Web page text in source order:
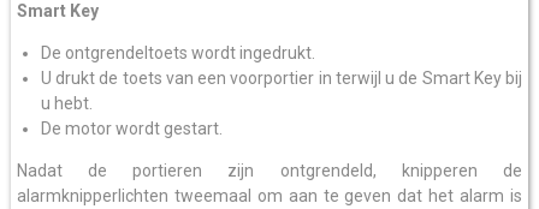
Smart Key
De ontgrendeltoets wordt ingedrukt.
U drukt de toets van een voorportier in terwijl u de Smart Key bij
u hebt.
De motor wordt gestart.
Nadat de portieren zijn ontgrendeld, knipperen de
alarmknipperlichten tweemaal om aan te geven dat het alarm is